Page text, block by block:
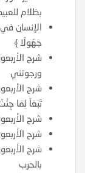
بظلام
جَهُولًا ﴾
ورجوتني
تَبَعَاً لِمَا
شرح الأربعون النووية:40-
شرح الأربعون النووية:39-
بالحرب